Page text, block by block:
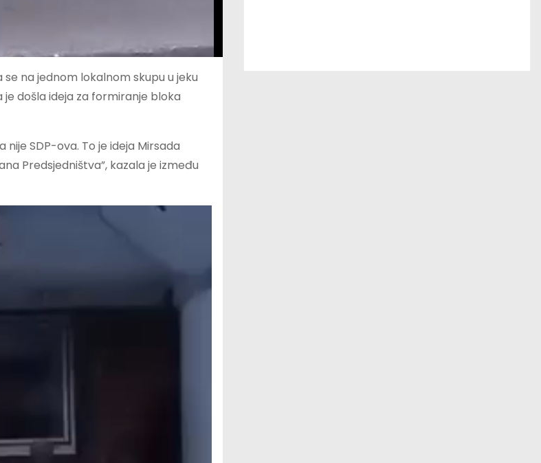
na jednom lokalnom skupu u jeku
došla ideja za formiranje bloka
SDP-ova. To je ideja Mirsada
Predsjedništva”, kazala je između